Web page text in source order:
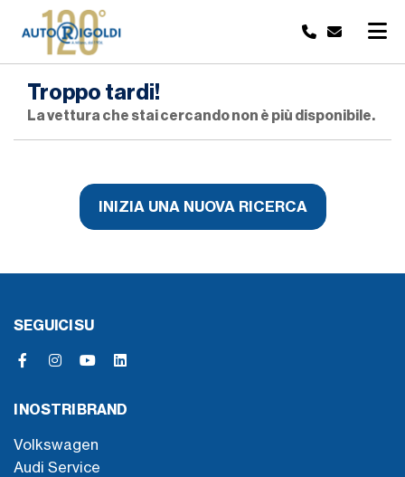
Troppo tardi!
La vettura che stai cercando non è più disponibile.
INIZIA UNA NUOVA RICERCA
SEGUICI SU
I NOSTRI BRAND
Volkswagen
Audi Service